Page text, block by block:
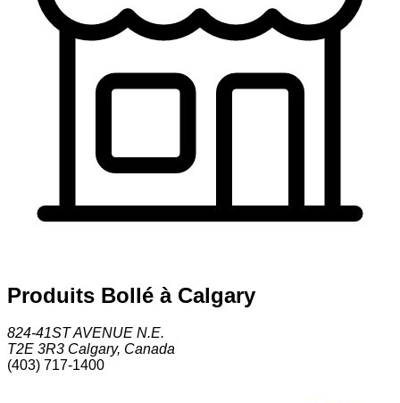
Produits Bollé à Calgary
824-41ST AVENUE N.E.
T2E 3R3 Calgary, Canada
(403) 717-1400